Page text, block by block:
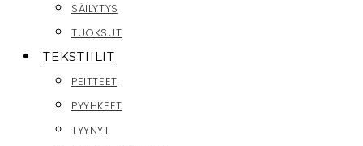
SÄILYTYS
TUOKSUT
TEKSTIILIT
PEITTEET
PYYHKEET
TYYNYT